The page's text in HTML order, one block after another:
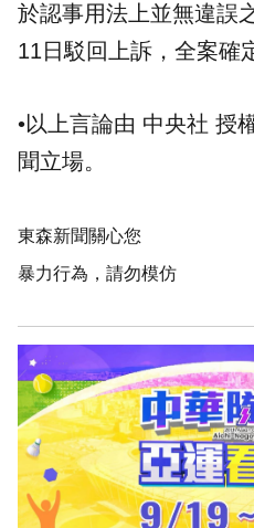
於認事用法上並無違誤
11日駁回上訴，全案確
•以上言論由 中央社 授
聞立場。
東森新聞關心您
暴力行為，請勿模仿